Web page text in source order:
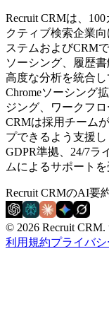
Recruit CRMは、
クティブ検索企業
ステムおよびCRM
ソーシング、履歴
高度な分析を統合
Chromeソーシング
ジング、ワークフ
CRMは採用チーム
プできるよう支援
GDPR準拠、24/7ラ
ムによるサポートを
Recruit CRMのAI要
© 2026 Recruit CRM.
利用規約プライバ